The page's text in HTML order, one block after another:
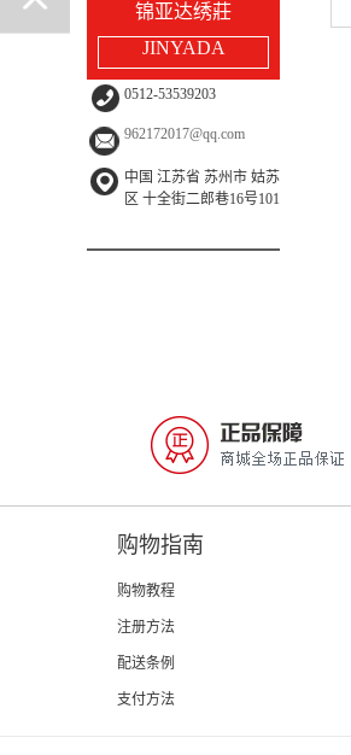
锦亚达绣莊
JINYADA
0512-53539203
962172017@qq.com
中国 江苏省 苏州市 姑苏
区 十全街二郎巷16号101
购物指南
购物教程
注册方法
配送条例
支付方法